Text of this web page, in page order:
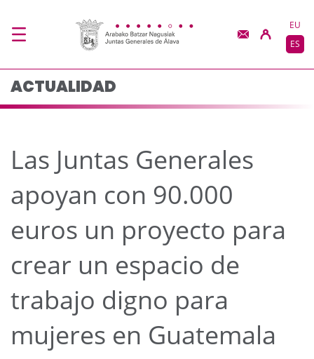
Las Juntas GeneralesEU
ES
ACTUALIDAD
Las Juntas Generales
apoyan con 90.000
euros un proyecto para
crear un espacio de
trabajo digno para
mujeres en Guatemala